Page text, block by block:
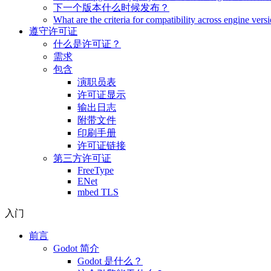
下一个版本什么时候发布？
What are the criteria for compatibility across engine
遵守许可证
什么是许可证？
需求
包含
演职员表
许可证显示
输出日志
附带文件
印刷手册
许可证链接
第三方许可证
FreeType
ENet
mbed TLS
入门
前言
Godot 简介
Godot 是什么？